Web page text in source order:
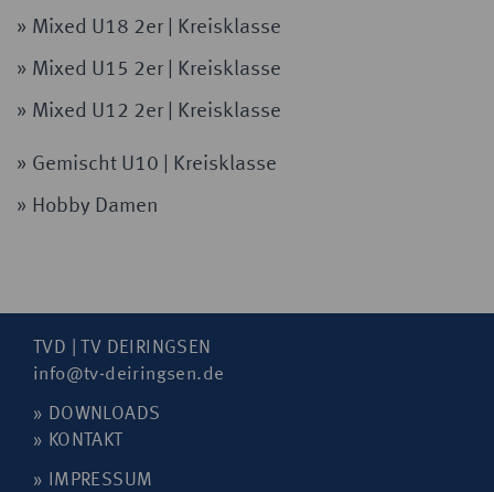
» Mixed U18 2er | Kreisklasse
» Mixed U15 2er | Kreisklasse
» Mixed U12 2er | Kreisklasse
» Gemischt U10 | Kreisklasse
» Hobby Damen
TVD | TV DEIRINGSEN
info@tv-deiringsen.de
» DOWNLOADS
» KONTAKT
»
IMPRESSUM